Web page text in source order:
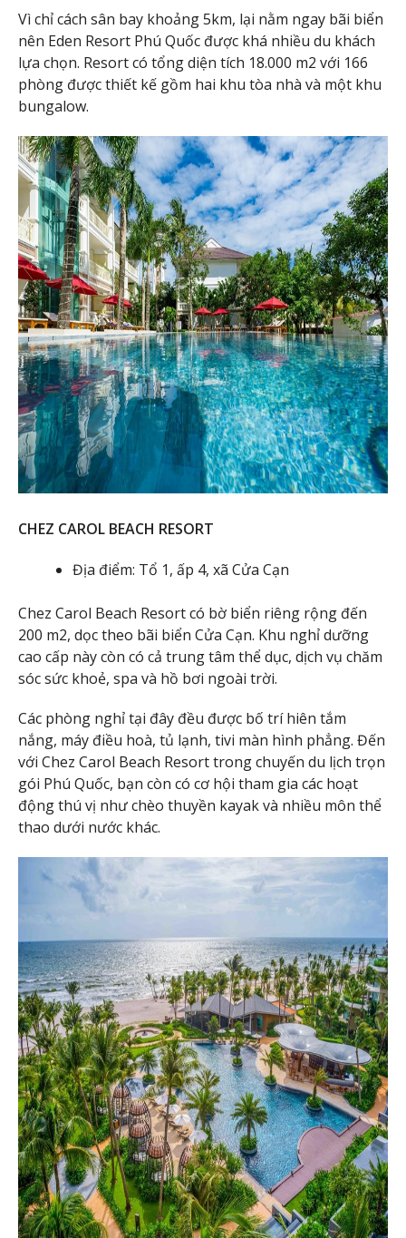
Vì chỉ cách sân bay khoảng 5km, lại nằm ngay bãi biển
nên Eden Resort Phú Quốc được khá nhiều du khách
lựa chọn. Resort có tổng diện tích 18.000 m2 với 166
phòng được thiết kế gồm hai khu tòa nhà và một khu
bungalow.
CHEZ CAROL BEACH RESORT
Địa điểm: Tổ 1, ấp 4, xã Cửa Cạn
Chez Carol Beach Resort có bờ biển riêng rộng đến
200 m2, dọc theo bãi biển Cửa Cạn. Khu nghỉ dưỡng
cao cấp này còn có cả trung tâm thể dục, dịch vụ chăm
sóc sức khoẻ, spa và hồ bơi ngoài trời.
Các phòng nghỉ tại đây đều được bố trí hiên tắm
nắng, máy điều hoà, tủ lạnh, tivi màn hình phẳng. Đến
với Chez Carol Beach Resort trong chuyến du lịch trọn
gói Phú Quốc, bạn còn có cơ hội tham gia các hoạt
động thú vị như chèo thuyền kayak và nhiều môn thể
thao dưới nước khác.